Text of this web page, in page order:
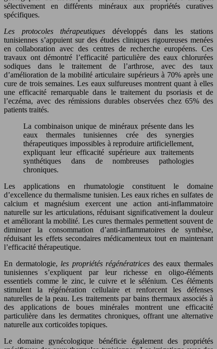
sélectivement en différents minéraux aux propriétés curatives
spécifiques.
Les protocoles thérapeutiques développés dans les stations
tunisiennes s’appuient sur des études cliniques rigoureuses menées
en collaboration avec des centres de recherche européens. Ces
travaux ont démontré l’efficacité particulière des eaux chlorurées
sodiques dans le traitement de l’arthrose, avec des taux
d’amélioration de la mobilité articulaire supérieurs à 70% après une
cure de trois semaines. Les eaux sulfureuses montrent quant à elles
une efficacité remarquable dans le traitement du psoriasis et de
l’eczéma, avec des rémissions durables observées chez 65% des
patients traités.
La combinaison unique de minéraux présente dans les
eaux thermales tunisiennes crée des synergies
thérapeutiques impossibles à reproduire artificiellement,
expliquant leur efficacité supérieure aux traitements
synthétiques dans de nombreuses pathologies
chroniques.
Les applications en rhumatologie constituent le domaine
d’excellence du thermalisme tunisien. Les eaux riches en sulfates de
calcium et magnésium exercent une action anti-inflammatoire
naturelle sur les articulations, réduisant significativement la douleur
et améliorant la mobilité. Les cures thermales permettent souvent de
diminuer la consommation d’anti-inflammatoires de synthèse,
réduisant les effets secondaires médicamenteux tout en maintenant
l’efficacité thérapeutique.
En dermatologie, les propriétés régénératrices des eaux thermales
tunisiennes s’expliquent par leur richesse en oligo-éléments
essentiels comme le zinc, le cuivre et le sélénium. Ces éléments
stimulent la régénération cellulaire et renforcent les défenses
naturelles de la peau. Les traitements par bains thermaux associés à
des applications de boues minérales montrent une efficacité
particulière dans les dermatites chroniques, offrant une alternative
naturelle aux corticoïdes topiques.
Le domaine gynécologique bénéficie également des propriétés